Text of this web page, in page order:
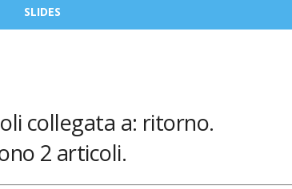
SLIDES
collegata a: ritorno.
2 articoli.